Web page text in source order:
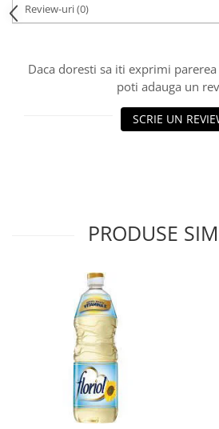
Review-uri(0)
Daca doresti sa iti exprimi
poti adauga un
SCRIE UN
PRODUSE